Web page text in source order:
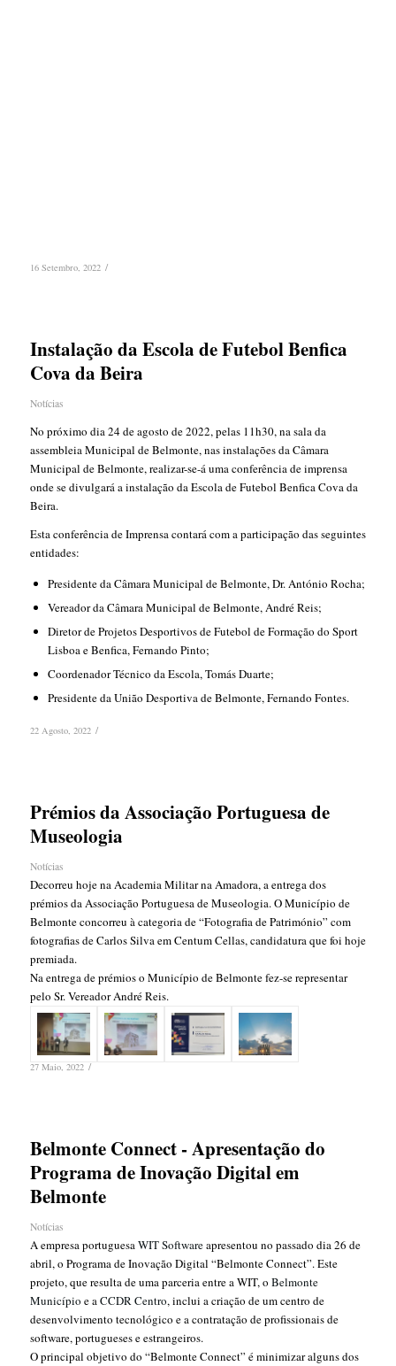
16 Setembro, 2022 /
Instalação da Escola de Futebol Benfica
Cova da Beira
Notícias
No próximo dia 24 de agosto de 2022, pelas 11h30, na sala da
assembleia Municipal de Belmonte, nas instalações da Câmara
Municipal de Belmonte, realizar-se-á uma conferência de imprensa
onde se divulgará a instalação da Escola de Futebol Benfica Cova da
Beira.
Esta conferência de Imprensa contará com a participação das seguintes
entidades:
Presidente da Câmara Municipal de Belmonte, Dr. António Rocha;
Vereador da Câmara Municipal de Belmonte, André Reis;
Diretor de Projetos Desportivos de Futebol de Formação do Sport
Lisboa e Benfica, Fernando Pinto;
Coordenador Técnico da Escola, Tomás Duarte;
Presidente da União Desportiva de Belmonte, Fernando Fontes.
22 Agosto, 2022 /
Prémios da Associação Portuguesa de
Museologia
Notícias
Decorreu hoje na Academia Militar na Amadora, a entrega dos
prémios da Associação Portuguesa de Museologia. O Município de
Belmonte concorreu à categoria de “Fotografia de Património” com
fotografias de Carlos Silva em Centum Cellas, candidatura que foi hoje
premiada.
Na entrega de prémios o Município de Belmonte fez-se representar
pelo Sr. Vereador André Reis.
27 Maio, 2022 /
Belmonte Connect - Apresentação do
Programa de Inovação Digital em
Belmonte
Notícias
A empresa portuguesaWIT Softwareapresentou no passado dia 26 de
abril, o Programa de Inovação Digital “Belmonte Connect”. Este
projeto, que resulta de uma parceria entre a WIT, o Belmonte
Município e aCCDR Centro, inclui a criação de um centro de
desenvolvimento tecnológico e a contratação de profissionais de
software, portugueses e estrangeiros.
O principal objetivo do “Belmonte Connect” é minimizar alguns dos